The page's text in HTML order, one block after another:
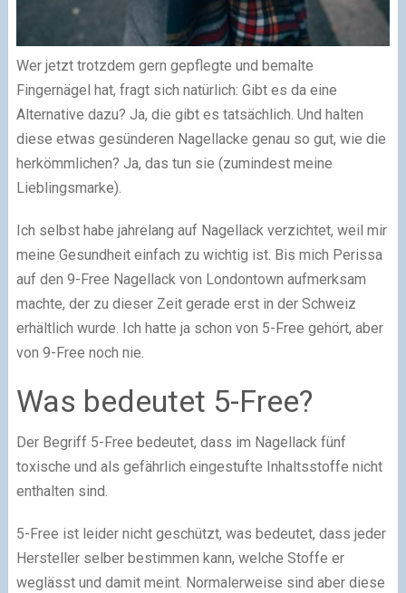
Wer jetzt trotzdem gern gepflegte und bemalte
Fingernägel hat, fragt sich natürlich: Gibt es da eine
Alternative dazu? Ja, die gibt es tatsächlich. Und halten
diese etwas gesünderen Nagellacke genau so gut, wie die
herkömmlichen? Ja, das tun sie (zumindest meine
Lieblingsmarke).
Ich selbst habe jahrelang auf Nagellack verzichtet, weil mir
meine Gesundheit einfach zu wichtig ist. Bis mich Perissa
auf den 9-Free Nagellack von Londontown aufmerksam
machte, der zu dieser Zeit gerade erst in der Schweiz
erhältlich wurde. Ich hatte ja schon von 5-Free gehört, aber
von 9-Free noch nie.
Was bedeutet 5-Free?
Der Begriff 5-Free bedeutet, dass im Nagellack fünf
toxische und als gefährlich eingestufte Inhaltsstoffe nicht
enthalten sind.
5-Free ist leider nicht geschützt, was bedeutet, dass jeder
Hersteller selber bestimmen kann, welche Stoffe er
weglässt und damit meint. Normalerweise sind aber diese